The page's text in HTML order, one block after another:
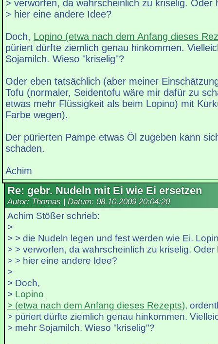
> verworfen, da wahrscheinlich zu kriselig. Oder
> hier eine andere Idee?
Doch, Lopino (etwa nach dem Anfang dieses
püriert dürfte ziemlich genau hinkommen.
Sojamilch. Wieso "kriselig"?
Oder eben tatsächlich (aber meiner
Tofu (normaler, Seidentofu wäre mir dafür zu
etwas mehr Flüssigkeit als beim Lopino) mit
Farbe wegen).
Der pürierten Pampe etwas Öl zugeben kann
schaden.
Achim
Re: gebr. Nudeln mit Ei wie Ei ersetzen
Autor: Thomas | Datum: 08.10.2009 20:04:20
Achim Stößer schrieb:
>
> > die Nudeln legen und fest werden wie Ei.
> > verworfen, da wahrscheinlich zu kriselig. Oder
> > hier eine andere Idee?
>
> Doch,
> Lopino
> (etwa nach dem Anfang dieses Rezepts),
> püriert dürfte ziemlich genau hinkommen.
> mehr Sojamilch. Wieso "kriselig"?